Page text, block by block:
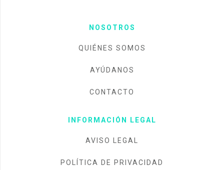
NOSOTROS
QUIÉNES SOMOS
AYÚDANOS
CONTACTO
INFORMACIÓN LEGAL
AVISO LEGAL
POLÍTICA DE PRIVACIDAD